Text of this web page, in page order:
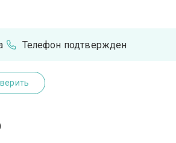
Телефон подтвержден